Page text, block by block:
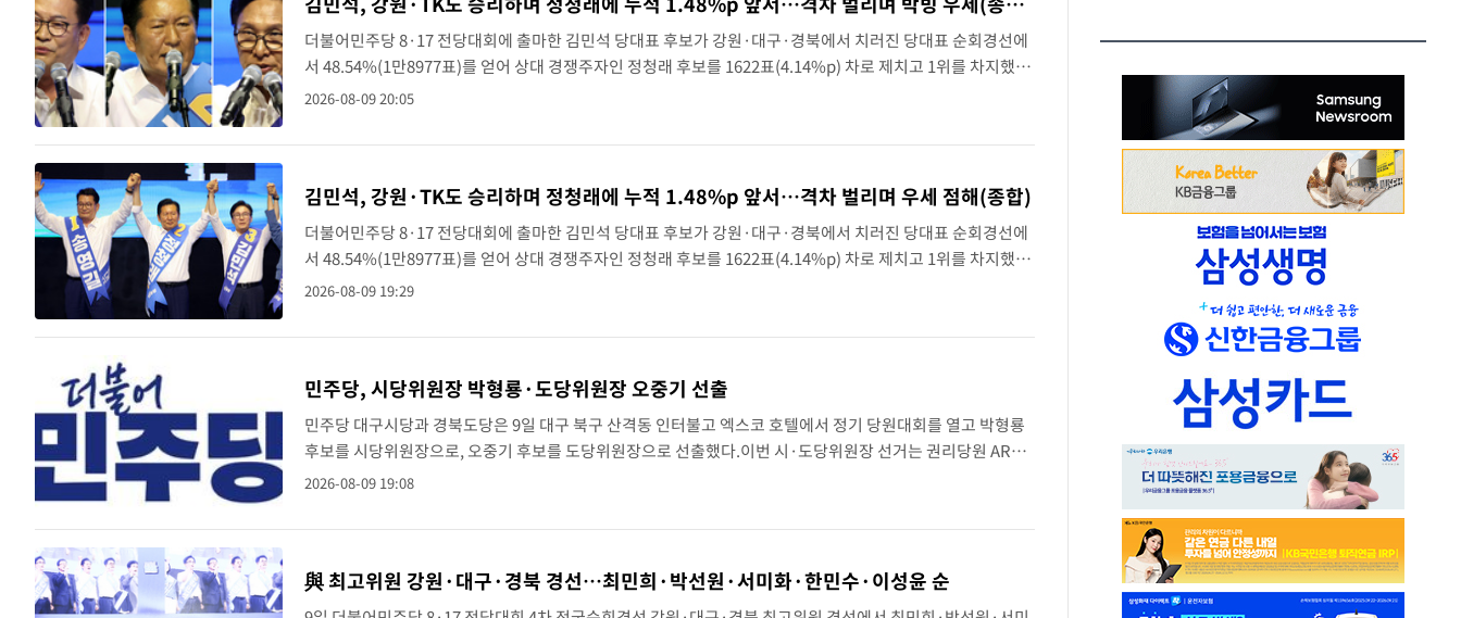
더불어민주당 8·17 전당대회에 출마한 김민석 당대표 후보가 강원·대구·경북에서 치러진 당대표 순회경선에
서 48.54%(1만8977표)를 얻어 상대 경쟁주자인 정청래 후보를 1622표(4.14%p) 차로 제치고 1위를 차지했다.
전날 제주·인천 권리당원 투표에서도 김 후보가 앞섰다. 이에 따라 누적 합산(가중치 미반영)에서도 김 후보
2026-08-09 20:05
김민석, 강원·TK도 승리하며 정청래에 누적 1.48%p 앞서…격차 벌리며 우세 점해(종합)
더불어민주당 8·17 전당대회에 출마한 김민석 당대표 후보가 강원·대구·경북에서 치러진 당대표 순회경선에
서 48.54%(1만8977표)를 얻어 상대 경쟁주자인 정청래 후보를 1622표(4.14%p) 차로 제치고 1위를 차지했다.
전날 제주·인천 권리당원 투표에서도 김 후보가 앞섰다. 이에 따라 누적 합산(가중치 미반영)에서도 김 후보
2026-08-09 19:29
민주당, 시당위원장 박형룡·도당위원장 오중기 선출
민주당 대구시당과 경북도당은 9일 대구 북구 산격동 인터불고 엑스코 호텔에서 정기 당원대회를 열고 박형룡
후보를 시당위원장으로, 오중기 후보를 도당위원장으로 선출했다.이번 시·도당위원장 선거는 권리당원 ARS
투표와 전국대의원 온라인투표로 진행됐으며 최종 득표율에서 박 후보는 50.74%, 오 후보는 68.63%를 얻었
2026-08-09 19:08
與 최고위원 강원·대구·경북 경선…최민희·박선원·서미화·한민수·이성윤 순